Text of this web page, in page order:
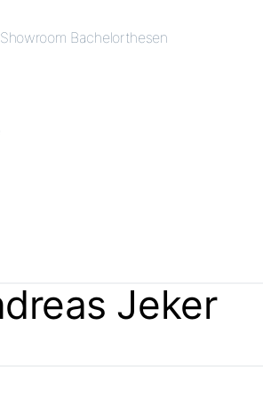
Showroom Bachelorthesen
Jeker